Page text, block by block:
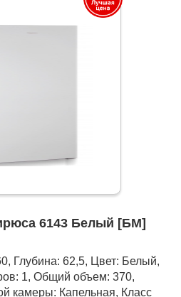
6143 Белый [БМ]
Глубина: 62,5, Цвет: Белый,
1, Общий объем: 370,
камеры: Капельная, Класс